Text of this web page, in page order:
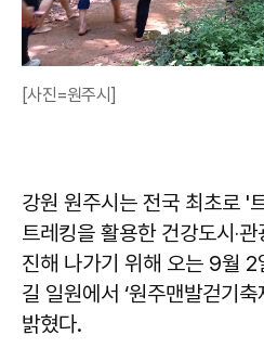
[사진=원주시]
강원 원주시는 전국 최초로 '
트레킹을 활용한 건강도시‧
진해 나가기 위해 오는 9월
길 일원에서 ‘원주맨발걷기
밝혔다.